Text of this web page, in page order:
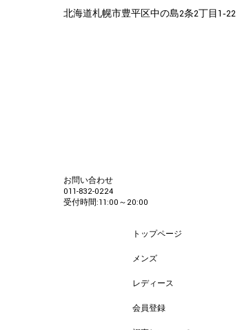
北海道札幌市豊平区中の島2条2丁目1‐22
お問い合わせ
011-832-0224
受付時間:11:00～20:00
トップページ
メンズ
レディース
会員登録